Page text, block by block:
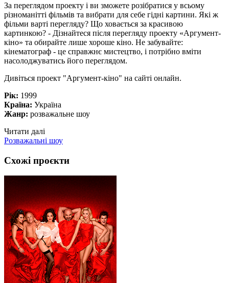
За переглядом проекту і ви зможете розібратися у всьому
різноманітті фільмів та вибрати для себе гідні картини. Які ж
фільми варті перегляду? Що ховається за красивою
картинкою? - Дізнайтеся після перегляду проекту «Аргумент-
кіно» та обирайте лише хороше кіно. Не забувайте:
кінематограф - це справжнє мистецтво, і потрібно вміти
насолоджуватись його переглядом.
Дивіться проект "Аргумент-кіно" на сайті онлайн.
Рік: 1999
Країна: Україна
Жанр: розважальне шоу
Читати далі
Розважальні шоу
Схожі проєкти